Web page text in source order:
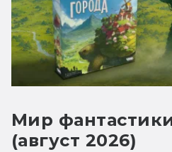
Мир
(август 2026)